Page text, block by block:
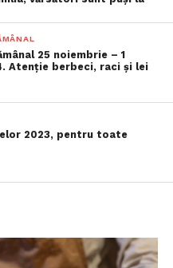
25 noiembrie – 1
Atenție berbeci, raci și lei
2023, pentru toate